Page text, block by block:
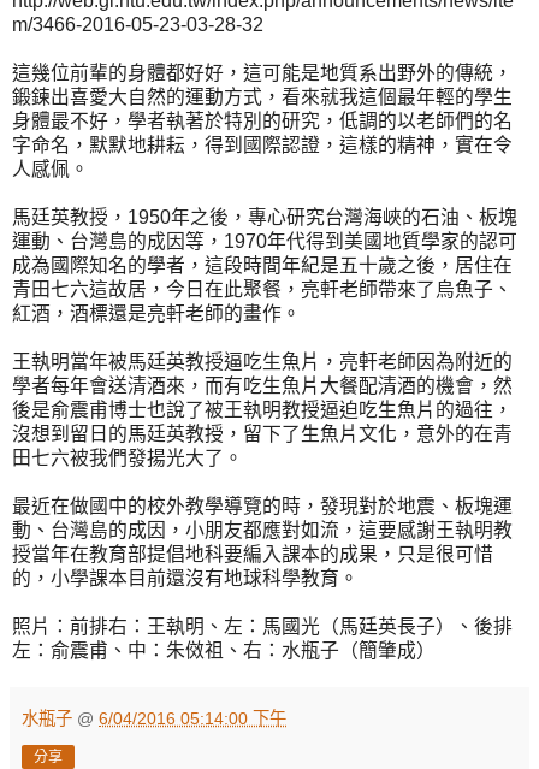
m/3466-2016-05-23-03-28-32
這幾位前輩的身體都好好，這可能是地質系出野外的傳統，
鍛鍊出喜愛大自然的運動方式，看來就我這個最年輕的學生
身體最不好，學者執著於特別的研究，低調的以老師們的名
字命名，默默地耕耘，得到國際認證，這樣的精神，實在令
人感佩。
馬廷英教授，1950年之後，專心研究台灣海峽的石油、板塊
運動、台灣島的成因等，1970年代得到美國地質學家的認可
成為國際知名的學者，這段時間年紀是五十歲之後，居住在
青田七六這故居，今日在此聚餐，亮軒老師帶來了烏魚子、
紅酒，酒標還是亮軒老師的畫作。
王執明當年被馬廷英教授逼吃生魚片，亮軒老師因為附近的
學者每年會送清酒來，而有吃生魚片大餐配清酒的機會，然
後是俞震甫博士也說了被王執明教授逼迫吃生魚片的過往，
沒想到留日的馬廷英教授，留下了生魚片文化，意外的在青
田七六被我們發揚光大了。
最近在做國中的校外教學導覽的時，發現對於地震、板塊運
動、台灣島的成因，小朋友都應對如流，這要感謝王執明教
授當年在教育部提倡地科要編入課本的成果，只是很可惜
的，小學課本目前還沒有地球科學教育。
照片：前排右：王執明、左：馬國光（馬廷英長子）、後排
左：俞震甫、中：朱傚祖、右：水瓶子（簡肇成）
水瓶子 @ 6/04/2016 05:14:00 下午
分享